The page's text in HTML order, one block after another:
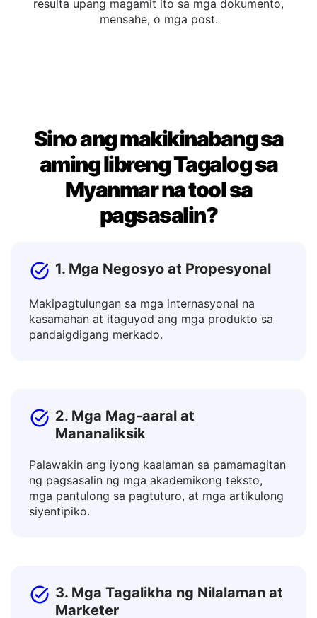
Maaari mong i-edit ang isinaling teksto nang direkta sa
output window. Kapag nasiyahan ka na, kopyahin ang
Sino ang makikinabang sa
aming libreng Tagalog sa
Myanmar na tool sa
1. Mga Negosyo at Propesyonal
Makipagtulungan sa mga internasyonal na
Mananaliksik
Palawakin ang iyong kaalaman sa pamamagitan
ng pagsasalin ng mga akademikong teksto,